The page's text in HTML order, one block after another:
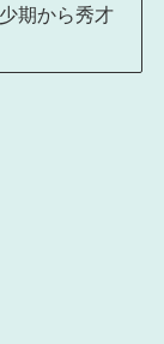
期から秀才